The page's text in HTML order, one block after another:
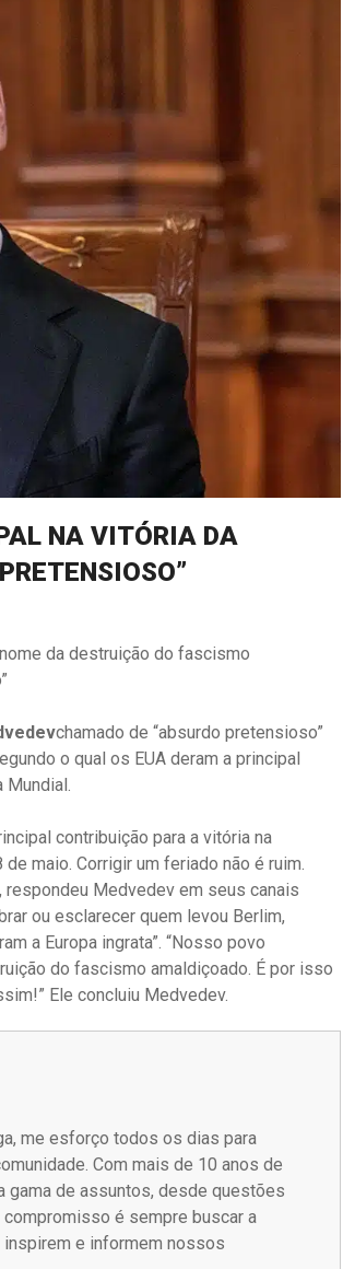
NA VITÓRIA DA
da destruição do fascismo
chamado de “absurdo pretensioso”
o qual os EUA deram a principal
Mundial.
contribuição para a vitória na
maio. Corrigir um feriado não é ruim.
respondeu Medvedev em seus canais
ou esclarecer quem levou Berlim,
a Europa ingrata”. “Nosso povo
do fascismo amaldiçoado. É por isso
Ele concluiu Medvedev.
me esforço todos os dias para
Com mais de 10 anos de
gama de assuntos, desde questões
é sempre buscar a
e informem nossos